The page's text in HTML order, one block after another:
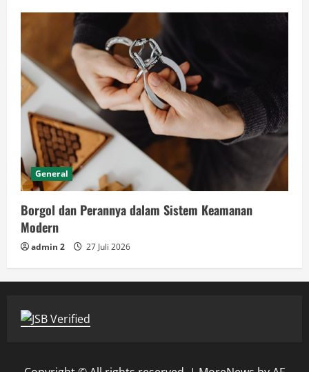
General
Borgol dan Perannya dalam Sistem Keamanan
Modern
admin 2 27 Juli 2026